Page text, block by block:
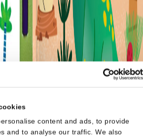
content and ads, to provide
and to analyse our traffic. We also